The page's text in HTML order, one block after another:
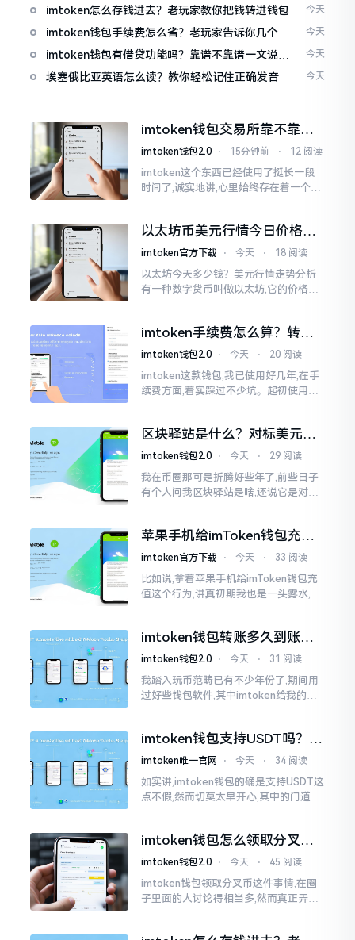
imtoken怎么存钱进去？老玩家教你把钱转进钱包 今天
imtoken钱包手续费怎么省？老玩家告诉你几个实
在招
今天
imtoken钱包有借贷功能吗？靠谱不靠谱一文说清
楚
今天
埃塞俄比亚英语怎么读？教你轻松记住正确发音 今天
imtoken钱包交易所靠不靠
谱？老玩家说说心里话
imtoken钱包2.0 ⋅ 15分钟前 ⋅ 12 阅读
imtoken这个东西已经使用了挺长一段
时间了,诚实地讲,心里始终存在着一个疙
这个事情
以太坊币美元行情今日价格走
势分析，散户如何避免追涨杀
imtoken官方下载 ⋅ 今天 ⋅ 18 阅读
以太坊今天多少钱？美元行情走势分析
有一种数字货币叫做以太坊,它的价格走
率出现的一点点波动
imtoken手续费怎么算？转账
和交易所差别大了
imtoken钱包2.0 ⋅ 今天 ⋅ 20 阅读
imtoken这款钱包,我已使用好几年,在手
续费方面,着实踩过不少坑。起初使用时,
明白
区块驿站是什么？对标美元的
ETH到底咋回事
imtoken钱包2.0 ⋅ 今天 ⋅ 29 阅读
我在币圈那可是折腾好些年了,前些日子
有个人问我区块驿站是啥,还说它是对标
找了些资料
苹果手机给imToken钱包充
值，这几步别搞错
imtoken官方下载 ⋅ 今天 ⋅ 33 阅读
比如说,拿着苹果手机给imToken钱包充
值这个行为,讲真初期我也是一头雾水,搞
imtoken钱包转账多久到账？
一文说清楚
imtoken钱包2.0 ⋅ 今天 ⋅ 31 阅读
我踏入玩币范畴已有不少年份了,期间用
过好些钱包软件,其中imtoken给我的整
imtoken钱包支持USDT吗？转
账提现全攻略
imtoken唯一官网 ⋅ 今天 ⋅ 34 阅读
如实讲,imtoken钱包的确是支持USDT这
点不假,然而切莫太早开心,其中的门道是
费高得主子心疼
imtoken钱包怎么领取分叉
币？老手教你避坑
imtoken钱包2.0 ⋅ 今天 ⋅ 45 阅读
imtoken钱包领取分叉币这件事情,在圈
子里面的人讨论得相当多,然而真正弄明